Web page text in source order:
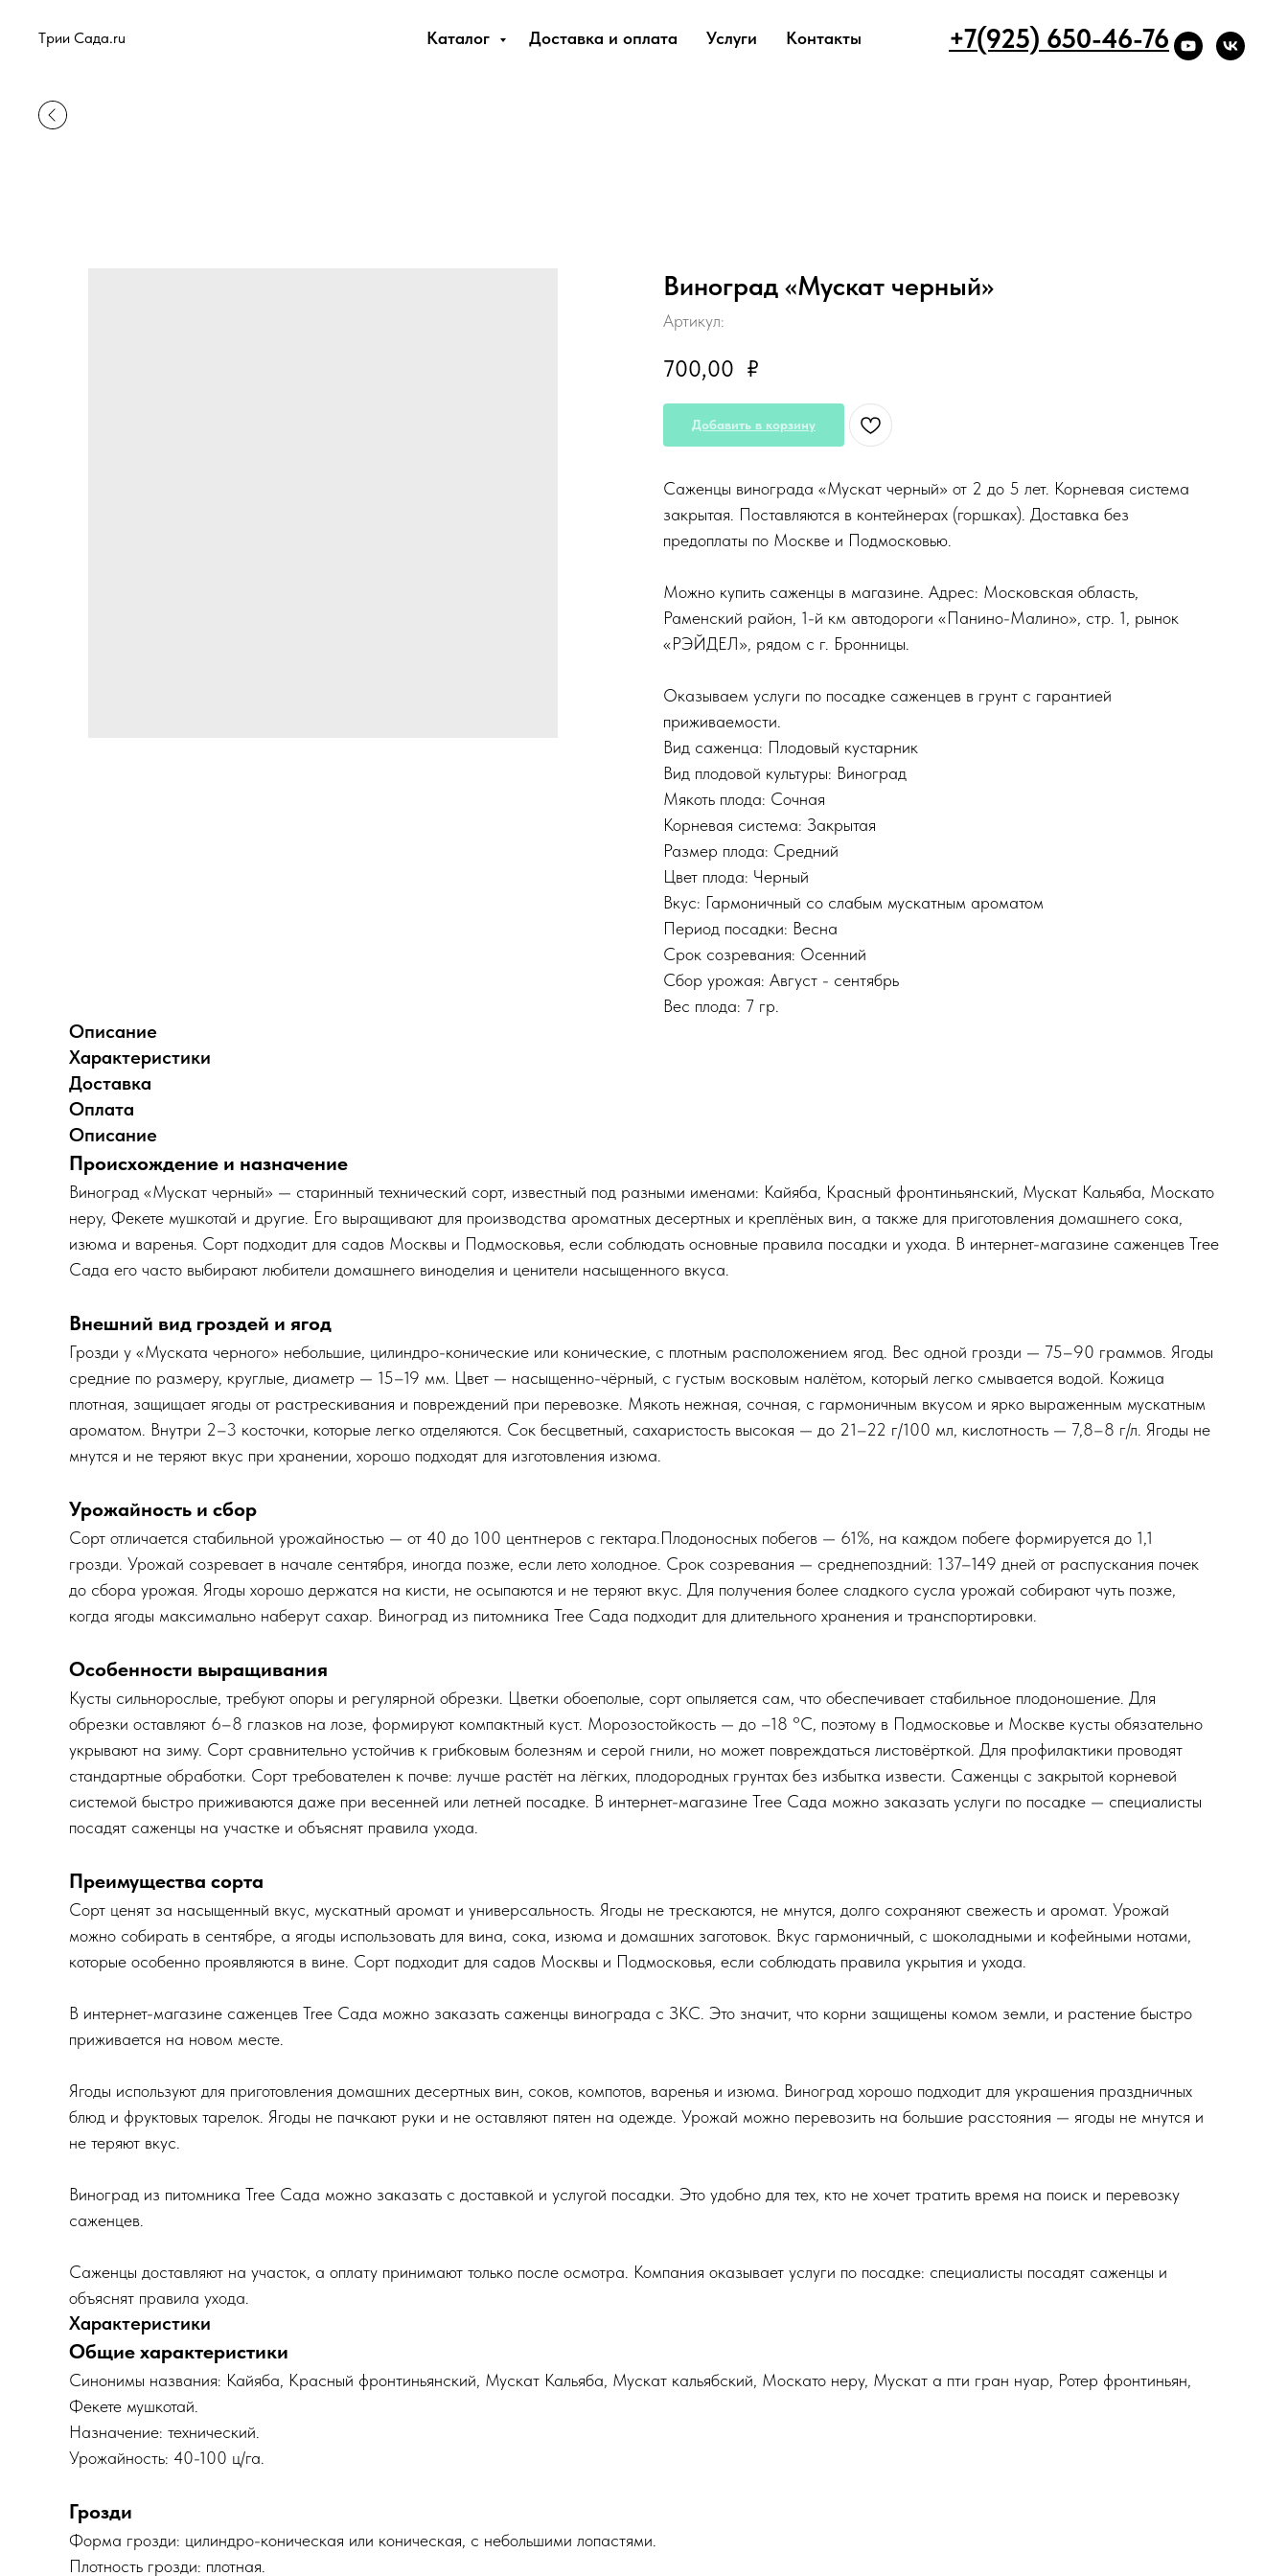
Tрии Сада.ru Каталог Доставка и оплата Услуги Контакты +7(925) 650-46-76
Виноград «Мускат черный»
Артикул:
700,00 ₽
Добавить в корзину
Саженцы винограда «Мускат черный» от 2 до 5 лет. Корневая система
закрытая. Поставляются в контейнерах (горшках). Доставка без
предоплаты по Москве и Подмосковью.
Можно купить саженцы в магазине. Адрес: Московская область,
Раменский район, 1-й км автодороги «Панино-Малино», стр. 1, рынок
«РЭЙДЕЛ», рядом с г. Бронницы.
Оказываем услуги по посадке саженцев в грунт с гарантией
приживаемости.
Вид саженца: Плодовый кустарник
Вид плодовой культуры: Виноград
Мякоть плода: Сочная
Корневая система: Закрытая
Размер плода: Средний
Цвет плода: Черный
Вкус: Гармоничный со слабым мускатным ароматом
Период посадки: Весна
Срок созревания: Осенний
Сбор урожая: Август - сентябрь
Вес плода: 7 гр.
Описание
Характеристики
Доставка
Оплата
Описание
Происхождение и назначение
Виноград «Мускат черный» — старинный технический сорт, известный под разными именами: Кайяба, Красный фронтиньянский, Мускат Кальяба, Москато
неру, Фекете мушкотай и другие. Его выращивают для производства ароматных десертных и креплёных вин, а также для приготовления домашнего сока,
изюма и варенья. Сорт подходит для садов Москвы и Подмосковья, если соблюдать основные правила посадки и ухода. В интернет-магазине саженцев Tree
Сада его часто выбирают любители домашнего виноделия и ценители насыщенного вкуса.
Внешний вид гроздей и ягод
Грозди у «Муската черного» небольшие, цилиндро-конические или конические, с плотным расположением ягод. Вес одной грозди — 75–90 граммов. Ягоды
средние по размеру, круглые, диаметр — 15–19 мм. Цвет — насыщенно-чёрный, с густым восковым налётом, который легко смывается водой. Кожица
плотная, защищает ягоды от растрескивания и повреждений при перевозке. Мякоть нежная, сочная, с гармоничным вкусом и ярко выраженным мускатным
ароматом. Внутри 2–3 косточки, которые легко отделяются. Сок бесцветный, сахаристость высокая — до 21–22 г/100 мл, кислотность — 7,8–8 г/л. Ягоды не
мнутся и не теряют вкус при хранении, хорошо подходят для изготовления изюма.
Урожайность и сбор
Сорт отличается стабильной урожайностью — от 40 до 100 центнеров с гектара.Плодоносных побегов — 61%, на каждом побеге формируется до 1,1
грозди. Урожай созревает в начале сентября, иногда позже, если лето холодное. Срок созревания — среднепоздний: 137–149 дней от распускания почек
до сбора урожая. Ягоды хорошо держатся на кисти, не осыпаются и не теряют вкус. Для получения более сладкого сусла урожай собирают чуть позже,
когда ягоды максимально наберут сахар. Виноград из питомника Tree Сада подходит для длительного хранения и транспортировки.
Особенности выращивания
Кусты сильнорослые, требуют опоры и регулярной обрезки. Цветки обоеполые, сорт опыляется сам, что обеспечивает стабильное плодоношение. Для
обрезки оставляют 6–8 глазков на лозе, формируют компактный куст. Морозостойкость — до –18 °C, поэтому в Подмосковье и Москве кусты обязательно
укрывают на зиму. Сорт сравнительно устойчив к грибковым болезням и серой гнили, но может повреждаться листовёрткой. Для профилактики проводят
стандартные обработки. Сорт требователен к почве: лучше растёт на лёгких, плодородных грунтах без избытка извести. Саженцы с закрытой корневой
системой быстро приживаются даже при весенней или летней посадке. В интернет-магазине Tree Сада можно заказать услуги по посадке — специалисты
посадят саженцы на участке и объяснят правила ухода.
Преимущества сорта
Сорт ценят за насыщенный вкус, мускатный аромат и универсальность. Ягоды не трескаются, не мнутся, долго сохраняют свежесть и аромат. Урожай
можно собирать в сентябре, а ягоды использовать для вина, сока, изюма и домашних заготовок. Вкус гармоничный, с шоколадными и кофейными нотами,
которые особенно проявляются в вине. Сорт подходит для садов Москвы и Подмосковья, если соблюдать правила укрытия и ухода.
В интернет-магазине саженцев Tree Сада можно заказать саженцы винограда с ЗКС. Это значит, что корни защищены комом земли, и растение быстро
приживается на новом месте.
Ягоды используют для приготовления домашних десертных вин, соков, компотов, варенья и изюма. Виноград хорошо подходит для украшения праздничных
блюд и фруктовых тарелок. Ягоды не пачкают руки и не оставляют пятен на одежде. Урожай можно перевозить на большие расстояния — ягоды не мнутся и
не теряют вкус.
Виноград из питомника Tree Сада можно заказать с доставкой и услугой посадки. Это удобно для тех, кто не хочет тратить время на поиск и перевозку
саженцев.
Саженцы доставляют на участок, а оплату принимают только после осмотра. Компания оказывает услуги по посадке: специалисты посадят саженцы и
объяснят правила ухода.
Характеристики
Общие характеристики
Синонимы названия: Кайяба, Красный фронтиньянский, Мускат Кальяба, Мускат кальябский, Москато неру, Мускат а пти гран нуар, Ротер фронтиньян,
Фекете мушкотай.
Назначение: технический.
Урожайность: 40-100 ц/га.
Грозди
Форма грозди: цилиндро-коническая или коническая, с небольшими лопастями.
Плотность грозди: плотная.